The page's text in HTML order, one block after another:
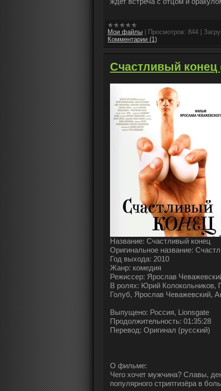
Мои файлы Просмотров: 844
Комментарии (1)
Счастливый конец
Название: Счастливый конец
Оригинальное название:
Год выхода: 2010
Жанр: комедия
Режиссер: Ярослав
В ролях: Юрий Колокольников,
Голуб, Ярослав Чеважевский,
Выпущено: Россия, Lionsgate
Продолжительность: 01:35:28
Перевод: Oригинал (русский)
О фильме:
Чего хочет мужчина? Славы,
популярного стриптизёра в